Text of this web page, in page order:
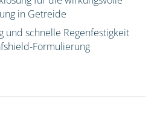
in Getreide
und schnelle Regenfestigkeit
Formulierung